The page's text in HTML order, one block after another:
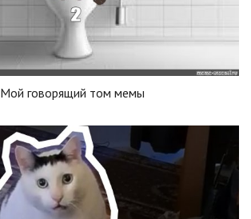
Мой говорящий том мемы